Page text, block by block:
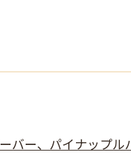
バー、パイナップル